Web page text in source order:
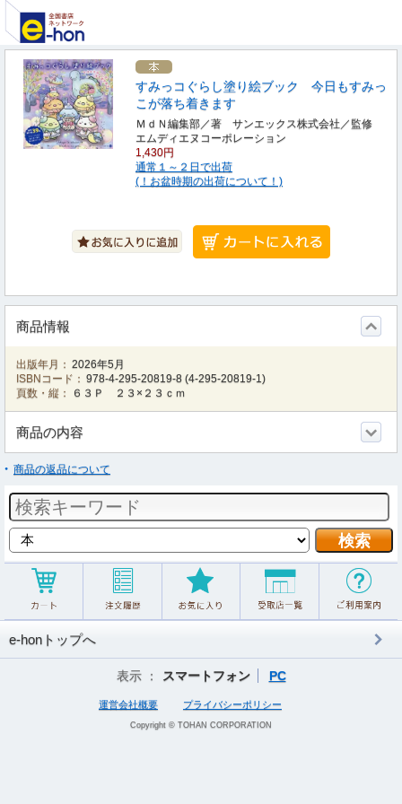
すみっコぐらし塗り絵ブック 今日もすみっ
こが落ち着きます
ＭｄＮ編集部／著 サンエックス株式会社／監修
エムディエヌコーポレーション
1,430円
通常１～２日で出荷
(！お盆時期の出荷について！)
商品情報
出版年月： 2026年5月
ISBNコード： 978-4-295-20819-8 (4-295-20819-1)
頁数・縦：
６３Ｐ ２３×２３ｃｍ
商品の内容
商品の返品について
e-honトップへ
表示 ： スマートフォン PC
運営会社概要 プライバシーポリシー
Copyright © TOHAN CORPORATION